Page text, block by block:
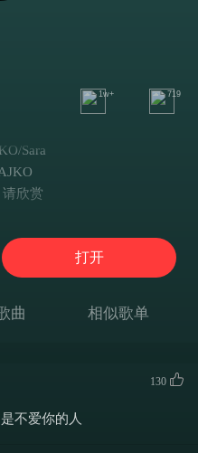
1w+ 719
Sara
欣赏
打开
曲 相似歌单
130
不爱你的人